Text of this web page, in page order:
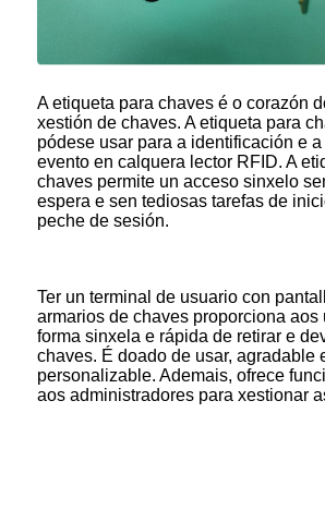
A etiqueta para chaves é o corazón
xestión de chaves. A etiqueta para
pódese usar para a identificación e
evento en calquera lector RFID. A
chaves permite un acceso sinxelo
espera e sen tediosas tarefas de
peche de sesión.
Ter un terminal de usuario con
armarios de chaves proporciona aos
forma sinxela e rápida de retirar e
chaves. É doado de usar, agradable
personalizable. Ademais, ofrece
aos administradores para xestionar